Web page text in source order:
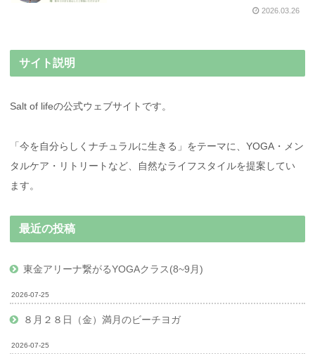
2026.03.26
サイト説明
Salt of lifeの公式ウェブサイトです。
「今を自分らしくナチュラルに生きる」をテーマに、YOGA・メン
タルケア・リトリートなど、自然なライフスタイルを提案してい
ます。
最近の投稿
東金アリーナ繋がるYOGAクラス(8~9月)
2026-07-25
８月２８日（金）満月のビーチヨガ
2026-07-25